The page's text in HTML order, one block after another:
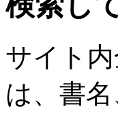
サイト
は、書